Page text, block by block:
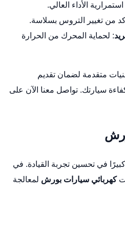
الأداء العالي.
من تغيير التروس بسلاسة.
: لحماية المحرك من الحرارة
متقدمة لضمان تقديم
سيارتك. تواصل معنا الآن على
كبيرًا في تحسين تجربة القيادة. في
كهربائي سيارات بورش لمعالجة